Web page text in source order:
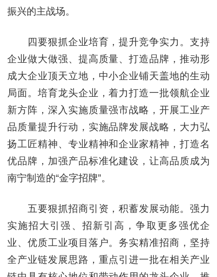
振兴的主战场。
四要狠抓企业培育，提升竞争实力。支持
企业做大做强、提高质量、打造品牌，推动形
成大企业顶天立地，中小企业铺天盖地的生动
局面。培育龙头企业，着力打造一批领航企业
新方阵，深入实施质量强市战略，开展工业产
品质量提升行动，实施品牌发展战略，大力弘
扬工匠精神、专业精神和企业家精神，打造名
优品牌，加强产品标准化建设，让高品质成为
南宁制造的“金字招牌”。
五要狠抓招商引资，积蓄发展动能。强力
实施招大引强、招新引高，争取更多强优企
业、优质工业项目落户。务实精准招商，坚持
全产业链发展思路，重点引进一批在相关产业